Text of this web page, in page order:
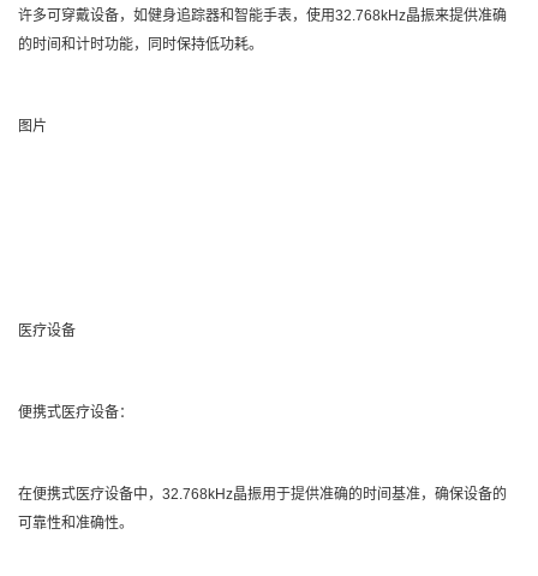
许多可穿戴设备，如健身追踪器和智能手表，使用32.768kHz晶振来提供准确
的时间和计时功能，同时保持低功耗。
图片
医疗设备
便携式医疗设备：
在便携式医疗设备中，32.768kHz晶振用于提供准确的时间基准，确保设备的
可靠性和准确性。